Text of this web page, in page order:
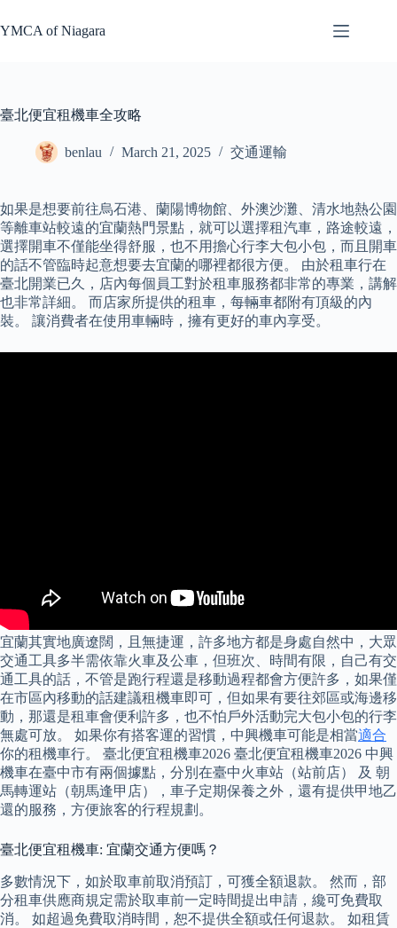
to
content
YMCA of Niagara
臺北便宜租機車全攻略
benlau March 21, 2025 交通運輸
如果是想要前往烏石港、蘭陽博物館、外澳沙灘、清水地熱公園
等離車站較遠的宜蘭熱門景點，就可以選擇租汽車，路途較遠，
選擇開車不僅能坐得舒服，也不用擔心行李大包小包，而且開車
的話不管臨時起意想要去宜蘭的哪裡都很方便。 由於租車行在
臺北開業已久，店內每個員工對於租車服務都非常的專業，講解
也非常詳細。 而店家所提供的租車，每輛車都附有頂級的內
裝。 讓消費者在使用車輛時，擁有更好的車內享受。
宜蘭其實地廣遼闊，且無捷運，許多地方都是身處自然中，大眾
交通工具多半需依靠火車及公車，但班次、時間有限，自己有交
通工具的話，不管是跑行程還是移動過程都會方便許多，如果僅
在市區內移動的話建議租機車即可，但如果有要往郊區或海邊移
動，那還是租車會便利許多，也不怕戶外活動完大包小包的行李
無處可放。 如果你有搭客運的習慣，中興機車可能是相當適合
你的租機車行。 臺北便宜租機車2026 臺北便宜租機車2026 中興
機車在臺中市有兩個據點，分別在臺中火車站（站前店） 及 朝
馬轉運站（朝馬逢甲店），車子定期保養之外，還有提供甲地乙
還的服務，方便旅客的行程規劃。
臺北便宜租機車: 宜蘭交通方便嗎？
多數情況下，如於取車前取消預訂，可獲全額退款。 然而，部
分租車供應商規定需於取車前一定時間提出申請，纔可免費取
消。 如超過免費取消時間，恕不提供全額或任何退款。 如租賃